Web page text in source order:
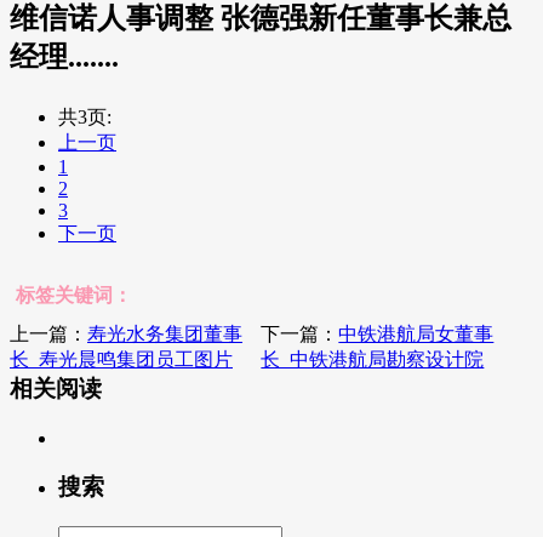
维信诺人事调整 张德强新任董事长兼总
经理.......
共3页:
上一页
1
2
3
下一页
标签关键词：
上一篇： 寿光水务集团董事
长_寿光晨鸣集团员工图片
下一篇：中铁港航局女董事
长_中铁港航局勘察设计院
相关阅读
搜索